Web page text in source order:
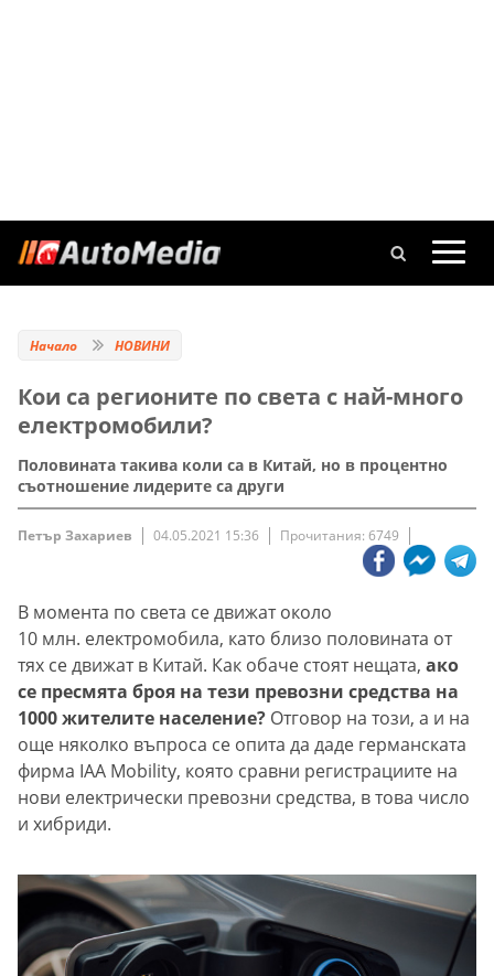
Начало НОВИНИ
Кои са регионите по света с най-много
електромобили?
Половината такива коли са в Китай, но в процентно
съотношение лидерите са други
Петър Захариев 04.05.2021 15:36 Прочитания: 6749
В момента по света се движат около
10 млн. електромобила, като близо половината от
тях се движат в Китай. Как обаче стоят нещата, ако
се пресмята броя на тези превозни средства на
1000 жителите население? Отговор на този, а и на
още няколко въпроса се опита да даде германската
фирма IAA Mobility, която сравни регистрациите на
нови електрически превозни средства, в това число
и хибриди.